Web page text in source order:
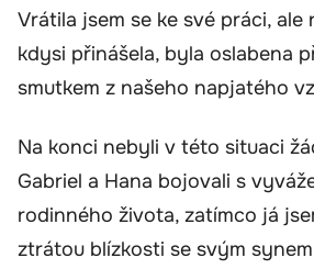
Vrátila jsem se ke své práci, ale
kdysi přinášela, byla oslabena
smutkem z našeho napjatého
Na konci nebyli v této situaci
Gabriel a Hana bojovali s
rodinného života, zatímco já
ztrátou blízkosti se svým